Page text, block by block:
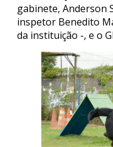
gabinete, Anderson
inspetor Benedito
da instituição -, e o